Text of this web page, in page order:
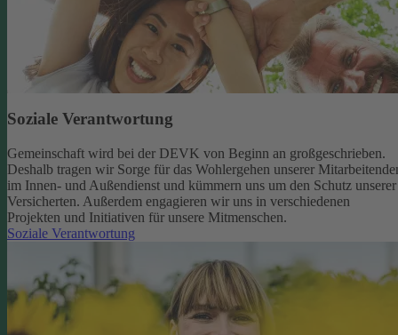
Soziale Verantwortung
Gemeinschaft wird bei der DEVK von Beginn an großgeschrieben.
Deshalb tragen wir Sorge für das Wohlergehen unserer
im Innen- und Außendienst und kümmern uns um den Schutz unserer
Versicherten. Außerdem engagieren wir uns in verschiedenen
Projekten und Initiativen für unsere Mitmenschen.
Soziale Verantwortung